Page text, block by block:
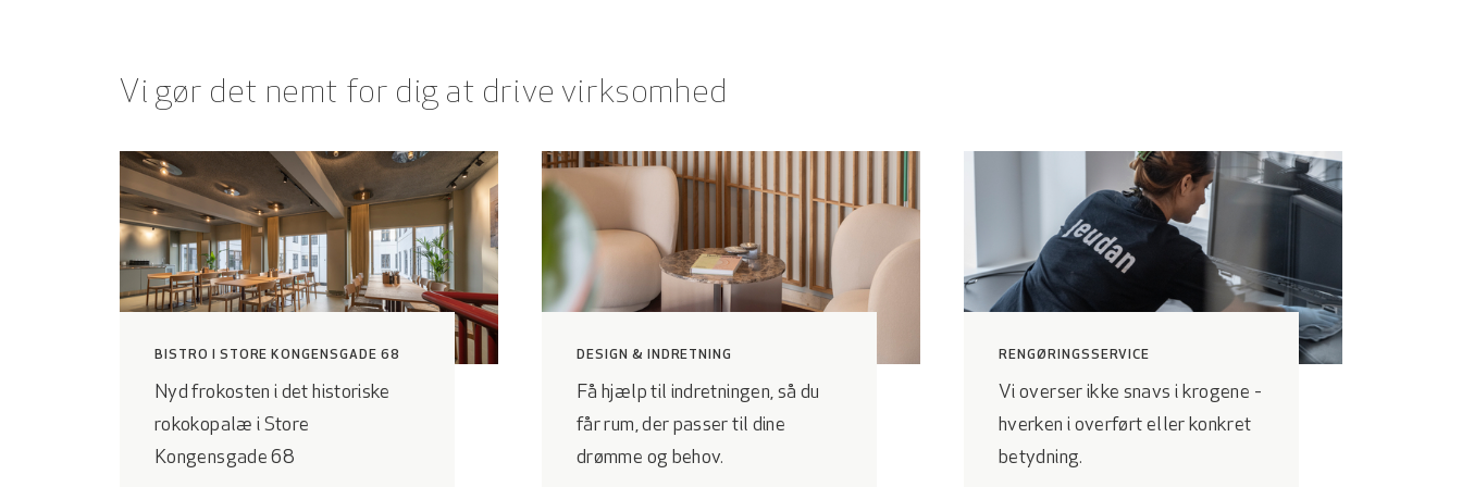
Vi gør det nemt for dig at drive virksomhed
BISTRO I STORE KONGENSGADE 68
Nyd frokosten i det historiske
rokokopalæ i Store
Kongensgade 68
DESIGN & INDRETNING
Få hjælp til indretningen, så du
får rum, der passer til dine
drømme og behov.
RENGØRINGSSERVICE
Vi overser ikke snavs i krogene -
hverken i overført eller konkret
betydning.